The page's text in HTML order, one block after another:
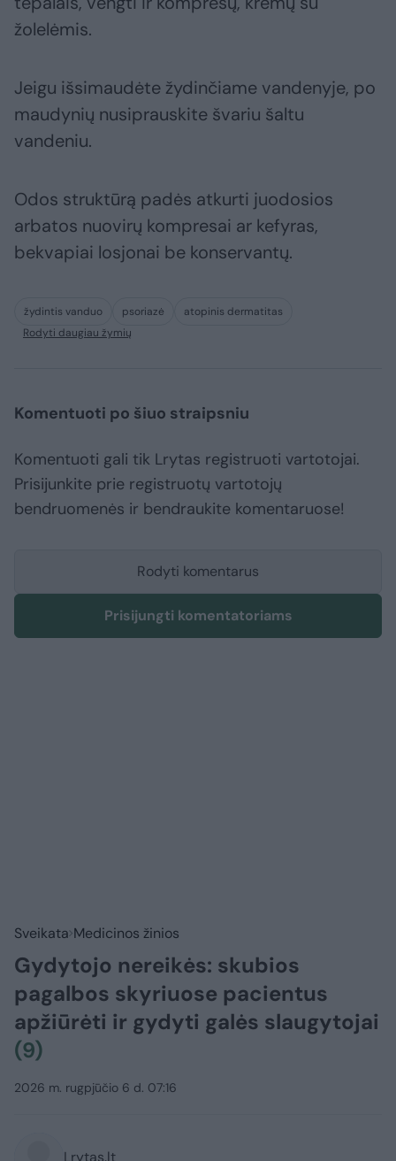
žolelėmis.
Jeigu išsimaudėte žydinčiame vandenyje, po
maudynių nusiprauskite švariu šaltu
vandeniu.
Odos struktūrą padės atkurti juodosios
arbatos nuovirų kompresai ar kefyras,
bekvapiai losjonai be konservantų.
žydintis vanduo psoriazė
atopinis dermatitas
Rodyti daugiau žymių
Komentuoti po šiuo straipsniu
Komentuoti gali tik Lrytas registruoti vartotojai.
Prisijunkite prie registruotų vartotojų
bendruomenės ir bendraukite komentaruose!
Rodyti komentarus
Prisijungti komentatoriams
Sveikata Medicinos žinios
Gydytojo nereikės: skubios
pagalbos skyriuose pacientus
apžiūrėti ir gydyti galės slaugytojai
(9)
2026 m. rugpjūčio 6 d. 07:16